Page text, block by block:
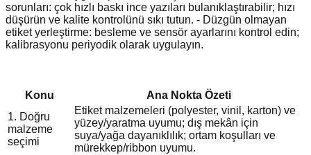
sorunları: çok hızlı baskı ince yazıları bulanıklaştırabilir; hızı
düşürün ve kalite kontrolünü sıkı tutun. - Düzgün olmayan
etiket yerleştirme: besleme ve sensör ayarlarını kontrol edin;
kalibrasyonu periyodik olarak uygulayın.
Konu
Ana Nokta Özeti
1. Doğru
malzeme
seçimi
Etiket malzemeleri (polyester, vinil, karton) ve
yüzey/yaratma uyumu; dış mekân için
suya/yağa dayanıklılık; ortam koşulları ve
mürekkep/ribbon uyumu.